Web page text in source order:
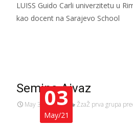
LUISS Guido Carli univerzitetu u
kao docent na Sarajevo School
03
May/21
Semina Ajvaz
May 3, 2021 ŽzaŽ prva grupa